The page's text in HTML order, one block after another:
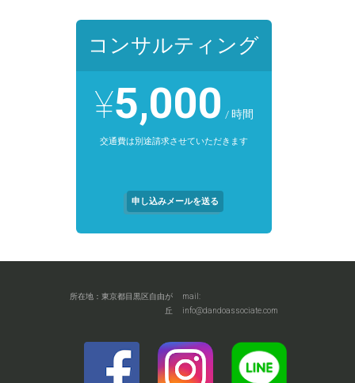
コンサルティング
¥5,000 / 時間
交通費は別途請求させていただきます
申し込みメールを送る
mail:
info@dandoassociate.com
所在地：東京都目黒区自由が
丘